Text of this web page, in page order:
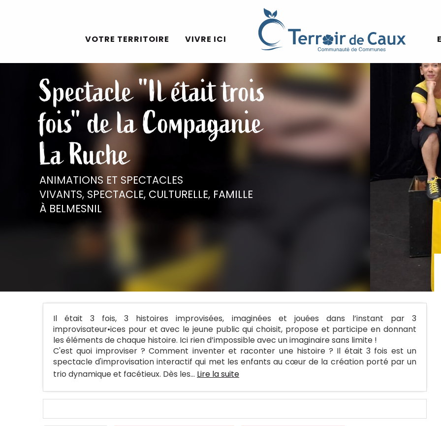
VOTRE TERRITOIRE VIVRE ICI
Spectacle "Il était trois
fois" de la Compaganie
La Ruche
ANIMATIONS ET SPECTACLES
VIVANTS, SPECTACLE, CULTURELLE, FAMILLE
À BELMESNIL
Il était 3 fois, 3 histoires improvisées, imaginées et jouées dans l’instant par 3
improvisateur•ices pour et avec le jeune public qui choisit, propose et participe en donnant
les éléments de chaque histoire. Ici rien d’impossible avec un imaginaire sans limite !
C'est quoi improviser ? Comment inventer et raconter une histoire ? Il était 3 fois est un
spectacle d'improvisation interactif qui met les enfants au cœur de la création porté par un
trio dynamique et facétieux. Dès les... Lire la suite